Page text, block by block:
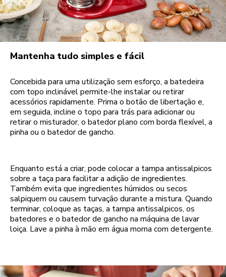
Mantenha tudo simples e fácil
Concebida para uma utilização sem esforço, a batedeira
com topo inclinável permite-lhe instalar ou retirar
acessórios rapidamente. Prima o botão de libertação e,
em seguida, incline o topo para trás para adicionar ou
retirar o misturador, o batedor plano com borda flexível, a
pinha ou o batedor de gancho.
Enquanto está a criar, pode colocar a tampa antissalpicos
sobre a taça para facilitar a adição de ingredientes.
Também evita que ingredientes húmidos ou secos
salpiquem ou causem turvação durante a mistura. Quando
terminar, coloque as taças, a tampa antissalpicos, os
batedores e o batedor de gancho na máquina de lavar
loiça. Lave a pinha à mão em água morna com detergente.